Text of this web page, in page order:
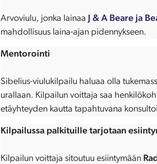
Arvoviulu, jonka lainaa J & A Beare ja
mahdollisuus laina-ajan pidennykseen.
Mentorointi
Sibelius-viulukilpailu haluaa olla
urallaan. Kilpailun voittaja saa
etäyhteyden kautta tapahtuvana
Kilpailussa palkituille tarjotaan
Kilpailun voittaja sitoutuu esiintymään